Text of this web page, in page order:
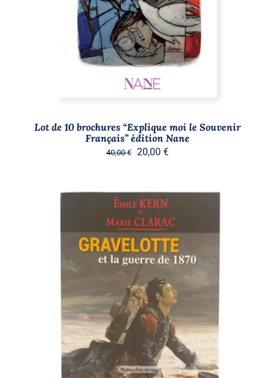
Lot de 10 brochures “Explique moi le Souvenir
Français” édition Nane
40,00€ Le
était :
40,00 €.
20,00 €Le
20,00 €.
AJOUTER AU PANIER
DÉTAILS